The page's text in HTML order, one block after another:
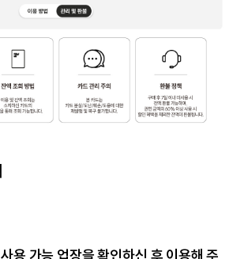
용 가능 업장을 확인하신 후 이용해 주